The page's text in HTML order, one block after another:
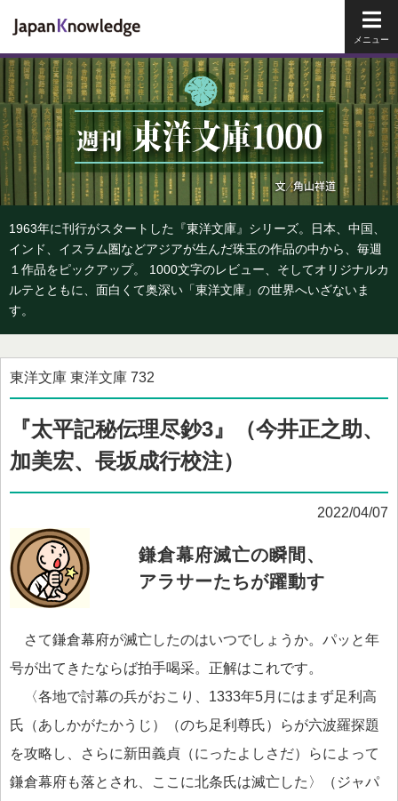
1963年に刊行がスタートした『東洋文庫』シリーズ。日本、中国、
インド、イスラム圏などアジアが生んだ珠玉の作品の中から、毎週
１作品をピックアップ。 1000文字のレビュー、そしてオリジナルカ
ルテとともに、面白くて奥深い「東洋文庫」の世界へいざないま
す。
東洋文庫 東洋文庫 732
『太平記秘伝理尽鈔3』（今井正之助、
加美宏、長坂成行校注）
2022/04/07
鎌倉幕府滅亡の瞬間、
アラサーたちが躍動す
さて鎌倉幕府が滅亡したのはいつでしょうか。パッと年
号が出てきたならば拍手喝采。正解はこれです。
〈各地で討幕の兵がおこり、1333年5月にはまず足利高
氏（あしかがたかうじ）（のち足利尊氏）らが六波羅探題
を攻略し、さらに新田義貞（にったよしさだ）らによって
鎌倉幕府も落とされ、ここに北条氏は滅亡した〉（ジャパ